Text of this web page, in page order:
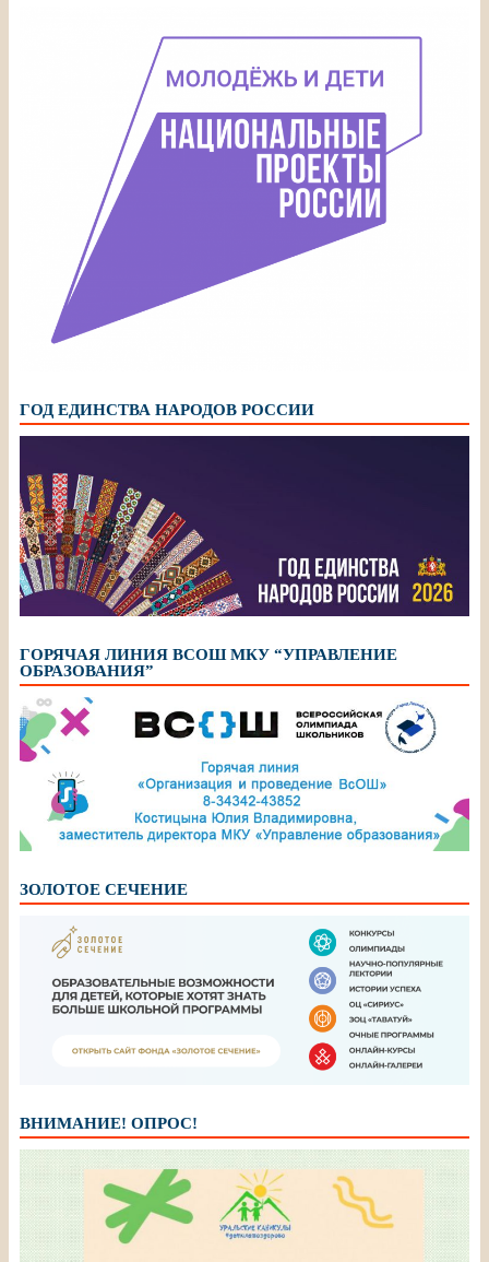
ГОД ЕДИНСТВА НАРОДОВ РОССИИ
ГОРЯЧАЯ ЛИНИЯ ВСОШ МКУ “УПРАВЛЕНИЕ
ОБРАЗОВАНИЯ”
ЗОЛОТОЕ СЕЧЕНИЕ
ВНИМАНИЕ! ОПРОС!